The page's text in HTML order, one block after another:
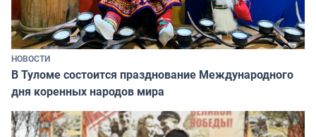
НОВОСТИ
В Туломе состоится празднование Международного
дня коренных народов мира